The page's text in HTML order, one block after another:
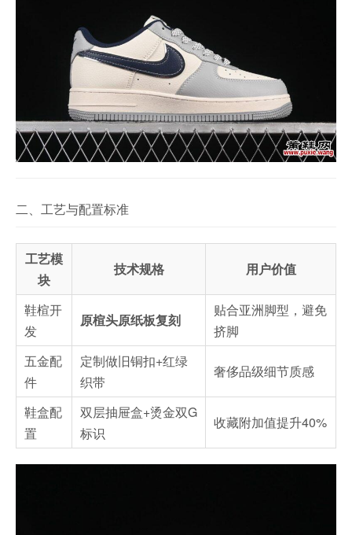
二、工艺与配置标准
工艺模
块
技术规格 用户价值
鞋楦开
发
原楦头原纸板复刻
贴合亚洲脚型，避免
挤脚
五金配
件
定制做旧铜扣+红绿
织带
奢侈品级细节质感
鞋盒配
置
双层抽屉盒+烫金双G
标识
收藏附加值提升40%